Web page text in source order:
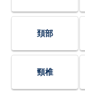
頚部
頸椎